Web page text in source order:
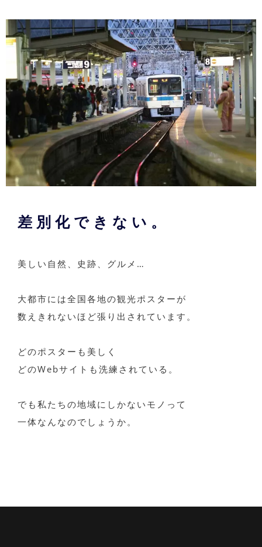
差別化できない。
美しい自然、史跡、グルメ…
大都市には全国各地の観光ポスターが
数えきれないほど張り出されています。
どのポスターも美しく
どのWebサイトも洗練されている。
でも私たちの地域にしかないモノって
一体なんなのでしょうか。